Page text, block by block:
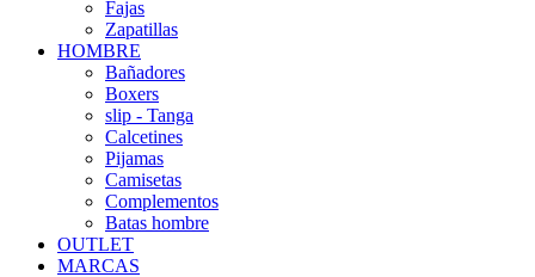
Fajas
Zapatillas
HOMBRE
Bañadores
Boxers
slip - Tanga
Calcetines
Pijamas
Camisetas
Complementos
Batas hombre
OUTLET
MARCAS